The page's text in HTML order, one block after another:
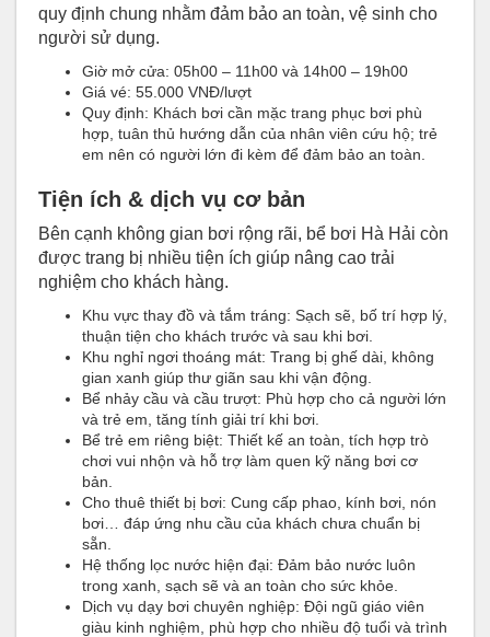
quy định chung nhằm đảm bảo an toàn, vệ sinh cho
người sử dụng.
Giờ mở cửa: 05h00 – 11h00 và 14h00 – 19h00
Giá vé: 55.000 VNĐ/lượt
Quy định: Khách bơi cần mặc trang phục bơi phù
hợp, tuân thủ hướng dẫn của nhân viên cứu hộ; trẻ
em nên có người lớn đi kèm để đảm bảo an toàn.
Tiện ích & dịch vụ cơ bản
Bên cạnh không gian bơi rộng rãi, bể bơi Hà Hải còn
được trang bị nhiều tiện ích giúp nâng cao trải
nghiệm cho khách hàng.
Khu vực thay đồ và tắm tráng: Sạch sẽ, bố trí hợp lý,
thuận tiện cho khách trước và sau khi bơi.
Khu nghỉ ngơi thoáng mát: Trang bị ghế dài, không
gian xanh giúp thư giãn sau khi vận động.
Bể nhảy cầu và cầu trượt: Phù hợp cho cả người lớn
và trẻ em, tăng tính giải trí khi bơi.
Bể trẻ em riêng biệt: Thiết kế an toàn, tích hợp trò
chơi vui nhộn và hỗ trợ làm quen kỹ năng bơi cơ
bản.
Cho thuê thiết bị bơi: Cung cấp phao, kính bơi, nón
bơi… đáp ứng nhu cầu của khách chưa chuẩn bị
sẵn.
Hệ thống lọc nước hiện đại: Đảm bảo nước luôn
trong xanh, sạch sẽ và an toàn cho sức khỏe.
Dịch vụ dạy bơi chuyên nghiệp: Đội ngũ giáo viên
giàu kinh nghiệm, phù hợp cho nhiều độ tuổi và trình